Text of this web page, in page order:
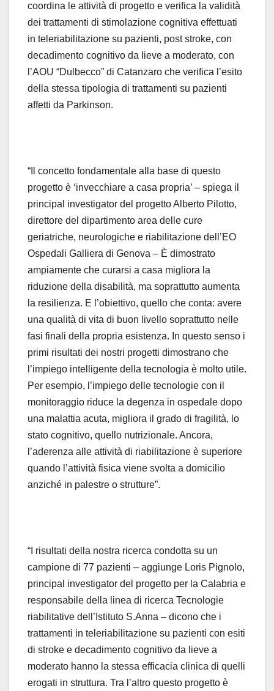
coordina le attività di progetto e verifica la validità
dei trattamenti di stimolazione cognitiva effettuati
in teleriabilitazione su pazienti, post stroke, con
decadimento cognitivo da lieve a moderato, con
l’AOU “Dulbecco” di Catanzaro che verifica l’esito
della stessa tipologia di trattamenti su pazienti
affetti da Parkinson.
“Il concetto fondamentale alla base di questo
progetto è ‘invecchiare a casa propria’ – spiega il
principal investigator del progetto Alberto Pilotto,
direttore del dipartimento area delle cure
geriatriche, neurologiche e riabilitazione dell’EO
Ospedali Galliera di Genova – È dimostrato
ampiamente che curarsi a casa migliora la
riduzione della disabilità, ma soprattutto aumenta
la resilienza. E l’obiettivo, quello che conta: avere
una qualità di vita di buon livello soprattutto nelle
fasi finali della propria esistenza. In questo senso i
primi risultati dei nostri progetti dimostrano che
l’impiego intelligente della tecnologia è molto utile.
Per esempio, l’impiego delle tecnologie con il
monitoraggio riduce la degenza in ospedale dopo
una malattia acuta, migliora il grado di fragilità, lo
stato cognitivo, quello nutrizionale. Ancora,
l’aderenza alle attività di riabilitazione è superiore
quando l’attività fisica viene svolta a domicilio
anziché in palestre o strutture”.
“I risultati della nostra ricerca condotta su un
campione di 77 pazienti – aggiunge Loris Pignolo,
principal investigator del progetto per la Calabria e
responsabile della linea di ricerca Tecnologie
riabilitative dell’Istituto S.Anna – dicono che i
trattamenti in teleriabilitazione su pazienti con esiti
di stroke e decadimento cognitivo da lieve a
moderato hanno la stessa efficacia clinica di quelli
erogati in struttura. Tra l’altro questo progetto è